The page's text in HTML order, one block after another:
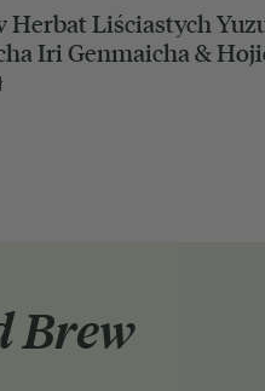
Herbat Liściastych
Iri Genmaicha &
Brew